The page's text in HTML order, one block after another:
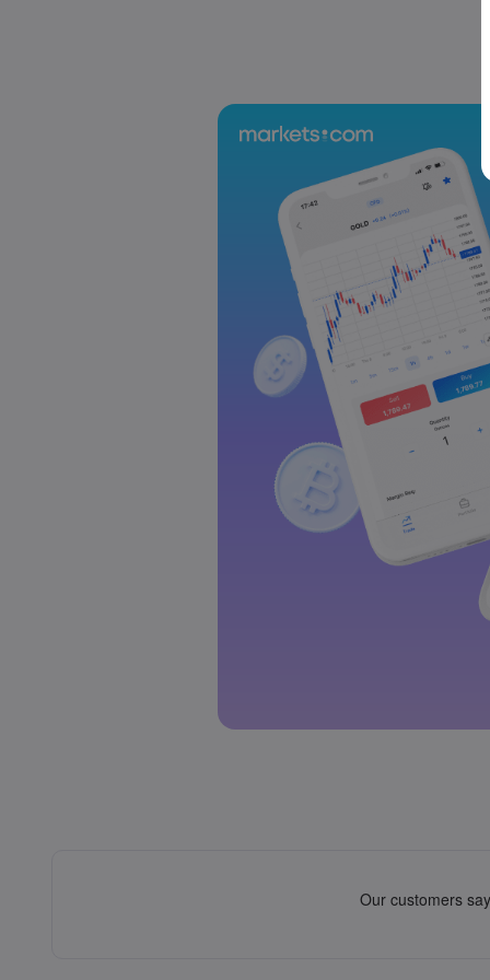
Markets.com Support Team 2025 Jul 12, 21:00
Wochenausblick: Inflationsdaten aus
Vereinigten Königreich im Fokus
Indizes
Markets.com Support Team 2025 Jul 05, 21:00
Wochenausblick: Der Fokus der
Indizes